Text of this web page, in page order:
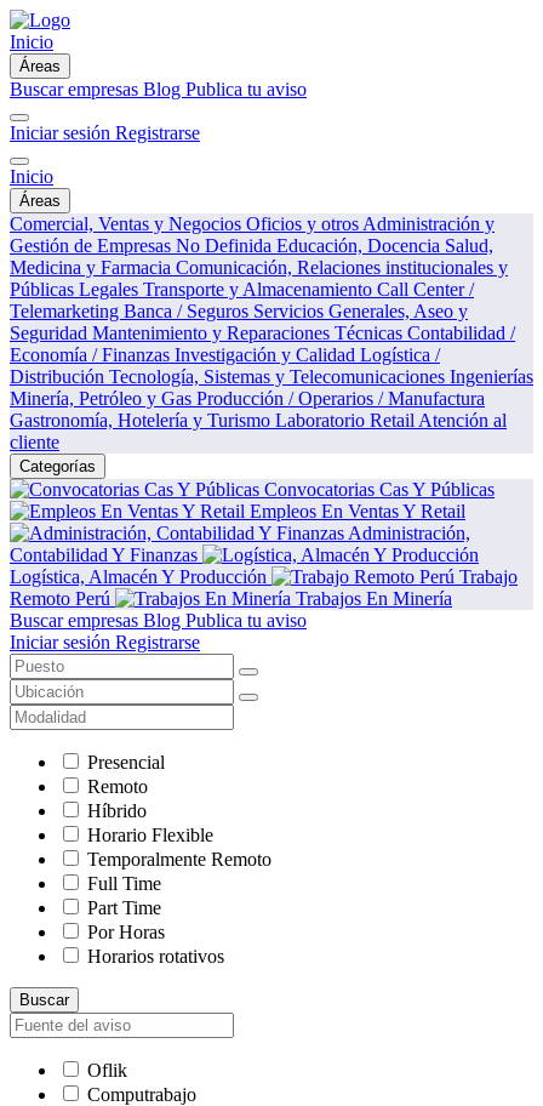
Inicio
Áreas
Buscar empresas Blog Publica tu aviso
Iniciar sesión Registrarse
Inicio
Áreas
Comercial, Ventas y Negocios Oficios y otros Administración y
Gestión de Empresas No Definida Educación, Docencia Salud,
Medicina y Farmacia Comunicación, Relaciones institucionales y
Públicas Legales Transporte y Almacenamiento Call Center /
Telemarketing Banca / Seguros Servicios Generales, Aseo y
Seguridad Mantenimiento y Reparaciones Técnicas Contabilidad /
Economía / Finanzas Investigación y Calidad Logística /
Distribución Tecnología, Sistemas y Telecomunicaciones Ingenierías
Minería, Petróleo y Gas Producción / Operarios / Manufactura
Gastronomía, Hotelería y Turismo Laboratorio Retail Atención al
cliente
Categorías
Convocatorias Cas Y Públicas
Empleos En Ventas Y Retail
Administración,
Contabilidad Y Finanzas
Logística, Almacén Y Producción
Trabajo
Remoto Perú
Trabajos En Minería
Buscar empresas Blog Publica tu aviso
Iniciar sesión Registrarse
Presencial
Remoto
Híbrido
Horario Flexible
Temporalmente Remoto
Full Time
Part Time
Por Horas
Horarios rotativos
Buscar
Oflik
Computrabajo